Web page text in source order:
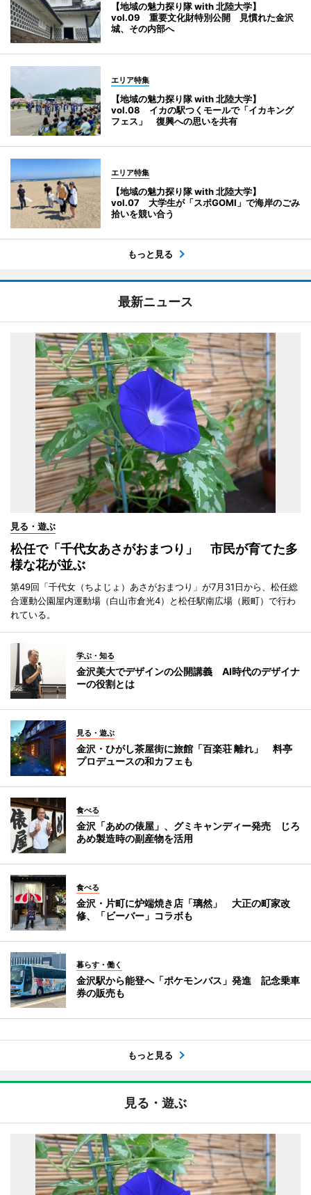
【地域の魅力探り隊 with 北陸大学】
vol.09 重要文化財特別公開 見慣れた金沢
城、その内部へ
エリア特集
【地域の魅力探り隊 with 北陸大学】
vol.08 イカの駅つくモールで「イカキング
フェス」 復興への思いを共有
エリア特集
【地域の魅力探り隊 with 北陸大学】
vol.07 大学生が「スポGOMI」で海岸のごみ
拾いを競い合う
もっと見る
最新ニュース
見る・遊ぶ
松任で「千代女あさがおまつり」 市民が育てた多
様な花が並ぶ
第49回「千代女（ちよじょ）あさがおまつり」が7月31日から、松任総
合運動公園屋内運動場（白山市倉光4）と松任駅南広場（殿町）で行わ
れている。
学ぶ・知る
金沢美大でデザインの公開講義 AI時代のデザイナ
ーの役割とは
見る・遊ぶ
金沢・ひがし茶屋街に旅館「百楽荘 離れ」 料亭
プロデュースの和カフェも
食べる
金沢「あめの俵屋」、グミキャンディー発売 じろ
あめ製造時の副産物を活用
食べる
金沢・片町に炉端焼き店「璃然」 大正の町家改
修、「ビーバー」コラボも
暮らす・働く
金沢駅から能登へ「ポケモンバス」発進 記念乗車
券の販売も
もっと見る
見る・遊ぶ